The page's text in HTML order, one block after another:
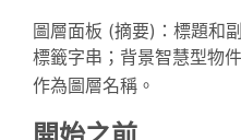
圖層面板 (摘要)：標題和
標籤字串；背景智慧型物
作為圖層名稱。